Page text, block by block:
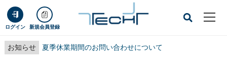
ログイン 新規会員登録
お知らせ 夏季休業期間のお問い合わせについて